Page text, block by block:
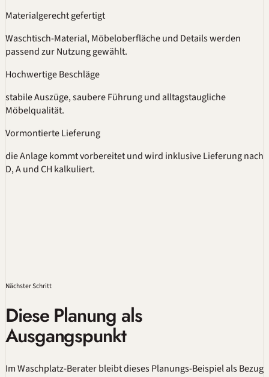
Materialgerecht gefertigt
Waschtisch-Material, Möbeloberfläche und Details werden
passend zur Nutzung gewählt.
Hochwertige Beschläge
stabile Auszüge, saubere Führung und alltagstaugliche
Möbelqualität.
Vormontierte Lieferung
die Anlage kommt vorbereitet und wird inklusive Lieferung nach
D, A und CH kalkuliert.
Nächster Schritt
Diese Planung als
Ausgangspunkt
ImWaschplatz-Beraterbleibt dieses Planungs-Beispiel als Bezug